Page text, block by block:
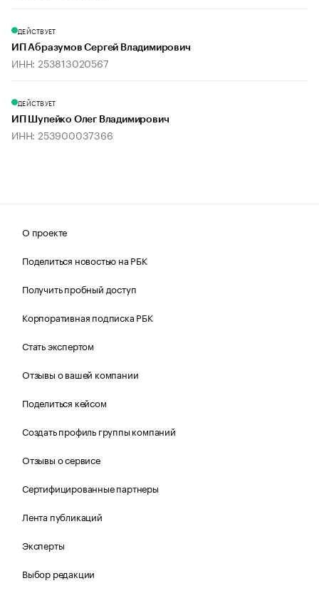
ДЕЙСТВУЕТ
ИП Абразумов Сергей Владимирович
ИНН: 253813020567
ДЕЙСТВУЕТ
ИП Шупейко Олег Владимирович
ИНН: 253900037366
О проекте
Поделиться новостью на РБК
Получить пробный доступ
Корпоративная подписка РБК
Стать экспертом
Отзывы о вашей компании
Поделиться кейсом
Создать профиль группы компаний
Отзывы о сервисе
Сертифицированные партнеры
Лента публикаций
Эксперты
Выбор редакции